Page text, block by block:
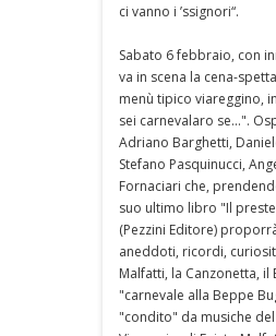
ci vanno i ’ssignori“.
Sabato 6 febbraio, con
va in scena la cena-
menù tipico viareggino,
sei carnevalaro se...".
Adriano Barghetti,
Stefano Pasquinucci,
Fornaciari che,
suo ultimo libro "Il
(Pezzini Editore)
aneddoti, ricordi,
Malfatti, la Canzonetta, il
"carnevale alla Beppe
"condito" da musiche